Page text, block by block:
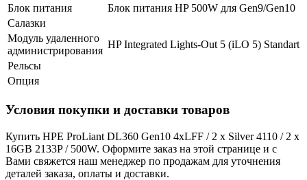
Блок питания
Блок питания HP 500W для Gen9/Gen10
Салазки
Модуль удаленного
администрирования
HP Integrated Lights-Out 5 (iLO 5) Standart
Рельсы
Опция
Условия покупки и доставки товаров
Купить HPE ProLiant DL360 Gen10 4xLFF / 2 x Silver 4110 / 2 x
16GB 2133P / 500W. Оформите заказ на этой странице и с
Вами свяжется наш менеджер по продажам для уточнения
деталей заказа, оплаты и доставки.